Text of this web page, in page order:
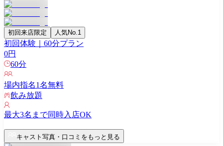
初回来店限定 人気No.1
初回体験｜60分プラン
0円
60分
場内指名1名無料
飲み放題
最大3名まで同時入店OK
キャスト写真・口コミをもっと見る